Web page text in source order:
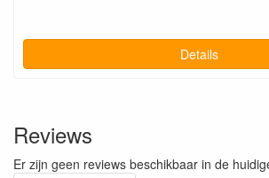
Details
Reviews
Er zijn geen reviews beschikbaar in de